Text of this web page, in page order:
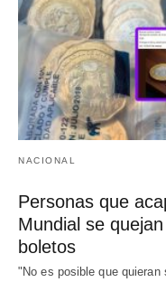
NACIONAL
Personas que
Mundial se
boletos
"No es posible que